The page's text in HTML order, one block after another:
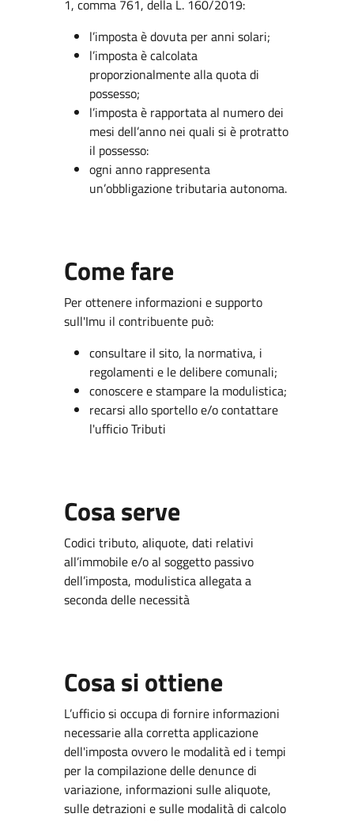
1, comma 761, della L. 160/2019:
l’imposta è dovuta per anni solari;
l’imposta è calcolata
proporzionalmente alla quota di
possesso;
l’imposta è rapportata al numero dei
mesi dell’anno nei quali si è protratto
il possesso:
ogni anno rappresenta
un’obbligazione tributaria autonoma.
Come fare
Per ottenere informazioni e supporto
sull'Imu il contribuente può:
consultare il sito, la normativa, i
regolamenti e le delibere comunali;
conoscere e stampare la modulistica;
recarsi allo sportello e/o contattare
l'ufficio Tributi
Cosa serve
Codici tributo, aliquote, dati relativi
all’immobile e/o al soggetto passivo
dell’imposta, modulistica allegata a
seconda delle necessità
Cosa si ottiene
L’ufficio si occupa di fornire informazioni
necessarie alla corretta applicazione
dell'imposta ovvero le modalità ed i tempi
per la compilazione delle denunce di
variazione, informazioni sulle aliquote,
sulle detrazioni e sulle modalità di calcolo